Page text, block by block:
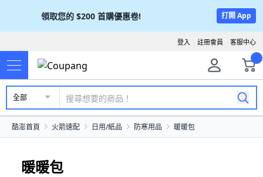
領取您的 $200 首購優惠卷! 打開 App
客服中心
註冊會員
登入
全部
酷澎首頁 火箭速配 日用/紙品 防寒用品 暖暖包
暖暖包